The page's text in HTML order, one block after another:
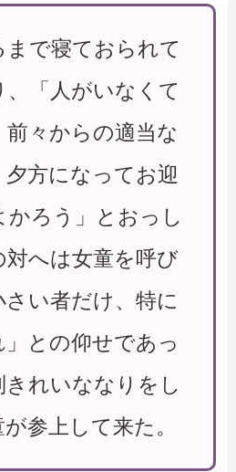
まで寝ておられて
「人がいなくて
前々からの適当な
方になってお迎
かろう」とおっし
対へは女童を呼び
い者だけ、特に
との仰せであっ
れいななりをし
参上して来た。